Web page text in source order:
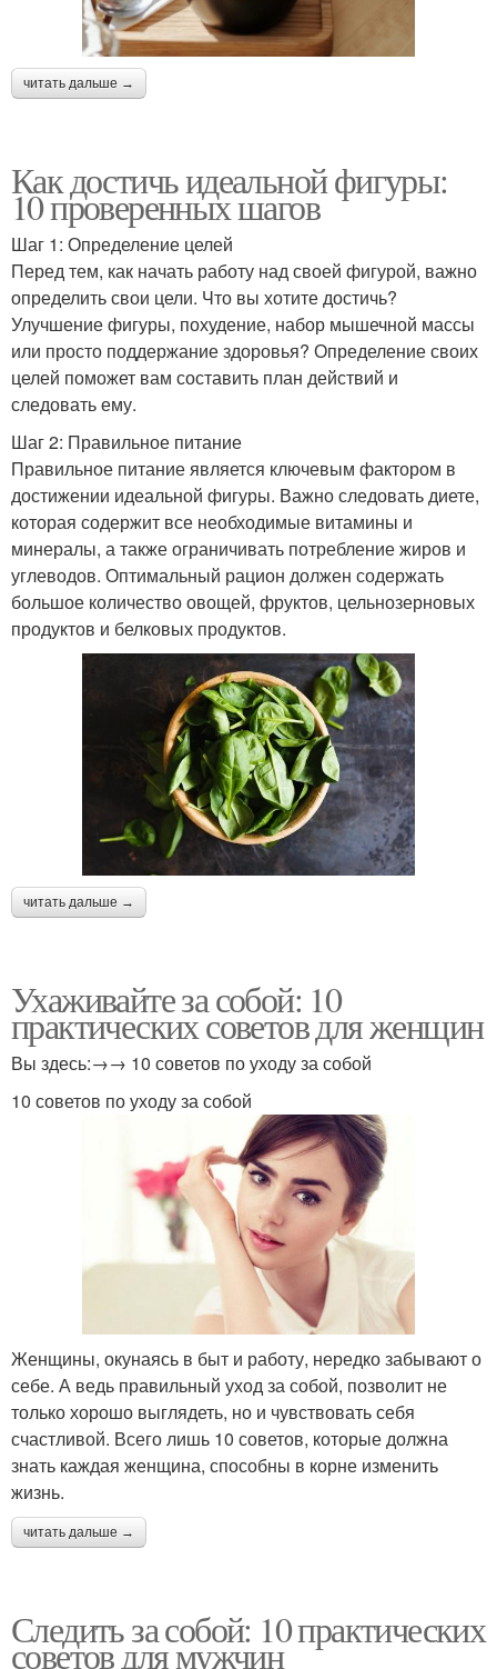
читать дальше →
Как достичь идеальной фигуры:
10 проверенных шагов
Шаг 1: Определение целей
Перед тем, как начать работу над своей фигурой, важно
определить свои цели. Что вы хотите достичь?
Улучшение фигуры, похудение, набор мышечной массы
или просто поддержание здоровья? Определение своих
целей поможет вам составить план действий и
следовать ему.
Шаг 2: Правильное питание
Правильное питание является ключевым фактором в
достижении идеальной фигуры. Важно следовать диете,
которая содержит все необходимые витамины и
минералы, а также ограничивать потребление жиров и
углеводов. Оптимальный рацион должен содержать
большое количество овощей, фруктов, цельнозерновых
продуктов и белковых продуктов.
читать дальше →
Ухаживайте за собой: 10
практических советов для женщин
Вы здесь:→→ 10 советов по уходу за собой
10 советов по уходу за собой
Женщины, окунаясь в быт и работу, нередко забывают о
себе. А ведь правильный уход за собой, позволит не
только хорошо выглядеть, но и чувствовать себя
счастливой. Всего лишь 10 советов, которые должна
знать каждая женщина, способны в корне изменить
жизнь.
читать дальше →
Следить за собой: 10 практических
советов для мужчин